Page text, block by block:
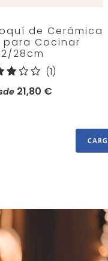
de Cerámica
para Cocinar
28cm
(1)
21,80 €